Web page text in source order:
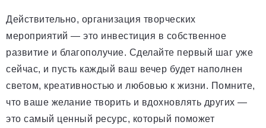
Действительно, организация творческих
мероприятий — это инвестиция в собственное
развитие и благополучие. Сделайте первый шаг уже
сейчас, и пусть каждый ваш вечер будет наполнен
светом, креативностью и любовью к жизни. Помните,
что ваше желание творить и вдохновлять других —
это самый ценный ресурс, который поможет